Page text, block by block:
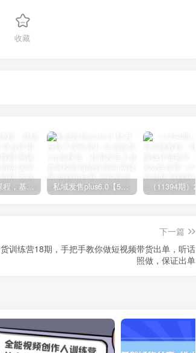
收藏
AI绘画系统课程，基础入门-实战案例-商业应用 私域发售plus6.0【5月份线下课录音】/全域套装sop流程包，社群发售工具套装模型
下一篇
训练营18期，手把手教你做短视频带货出单，听话
照做，保证出单